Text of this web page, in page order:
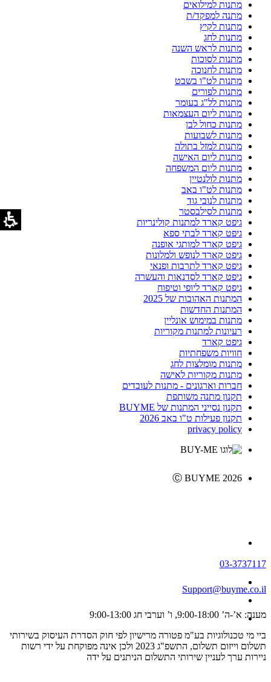
מתנות למילואים
מתנה למפקד/ת
מתנות לקיץ
מתנות לחג
מתנות לראש השנה
מתנות לסוכות
מתנות לחנוכה
מתנות לט"ו בשבט
מתנות לפורים
מתנות לל"ג בעומר
מתנות ליום העצמאות
מתנות כחול לבן
מתנות לשבועות
מתנות למזל בתולה
מתנות ליום האישה
מתנות ליום המשפחה
מתנות לולנטיין
מתנות לט"ו באב
מתנות לנובי גוד
מתנות לסילבסטר
גיפט קארד למתנות קולינריות
גיפט קארד לבתי ספא
גיפט קארד למותגי אופנה
גיפט קארד לנופש ולמלונות
גיפט קארד לתרבות ופנאי
גיפט קארד לסדנאות והעשרה
גיפט קארד ליופי וטיפוח
המתנות האהובות של 2025
המתנות החדשות
מתנות במימוש אונליין
רעיונות למתנות מקוריות
גיפט קארד
חוויות משפחתיות
מתנות מומלצות לחג
מתנות מקוריות לאישה
חברות וארגונים - מתנות לעובדים
תקנון מתנה משותפת
תקנון נסייני המתנות של BUYME
תקנון פעילות ט"ו באב 2026
privacy policy
Ⓒ BUYME 2026
03-3737117
Support@buyme.co.il
מענה: א’-ה’ 9:00-18:00, ו’ וערבי חג 9:00-13:00
ביי מי טכנולוגיות בע"מ פטורה מרישיון לפי חוק הסדרת העיסוק בשירותי
תשלום וייזום תשלום, התשפ"ג 2023 ולכן אינה מפוקחת על ידי רשות
ניירות ערך לעניין שירותי התשלום הניתנים על ידה